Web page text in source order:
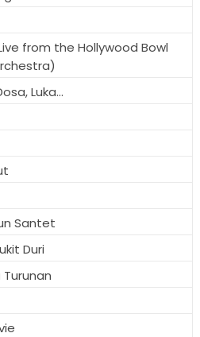
from the Hollywood Bowl
Luka...
Santet
Duri
Turunan